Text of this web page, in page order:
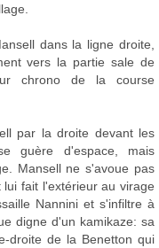
dans la ligne droite,
vers la partie sale de
chrono de la course
par la droite devant les
guère d'espace, mais
Mansell ne s'avoue pas
fait l'extérieur au virage
Nannini et s'infiltre à
digne d'un kamikaze: sa
droite de la Benetton qui